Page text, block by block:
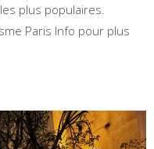
plus populaires.
Paris Info pour plus